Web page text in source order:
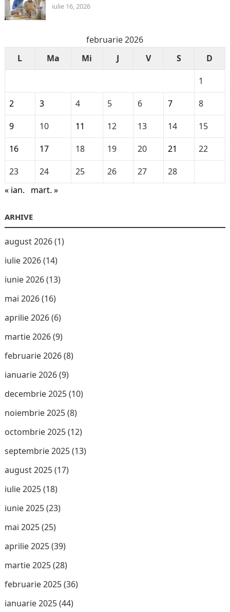
iulie 16, 2026
februarie 2026
L
Ma Mi J V S
D
1
2
3 4 5 6 7
8
9
10 11 12 13 14
15
16
17 18 19 20 21
22
23
24 25 26 27
28
« ian.
mart. »
ARHIVE
august 2026(1)
iulie 2026(14)
iunie 2026(13)
mai 2026(16)
aprilie 2026(6)
martie 2026(9)
februarie 2026(8)
ianuarie 2026(9)
decembrie 2025(10)
noiembrie 2025(8)
octombrie 2025(12)
septembrie 2025(13)
august 2025(17)
iulie 2025(18)
iunie 2025(23)
mai 2025(25)
aprilie 2025(39)
martie 2025(28)
februarie 2025(36)
ianuarie 2025(44)